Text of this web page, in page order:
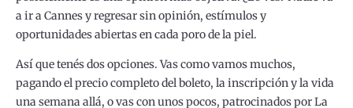
a ir a Cannes y regresar sin opinión, estímulos y
oportunidades abiertas en cada poro de la piel.
Así que tenés dos opciones. Vas como vamos muchos,
pagando el precio completo del boleto, la inscripción y la vida
una semana allá, o vas con unos pocos, patrocinados por La